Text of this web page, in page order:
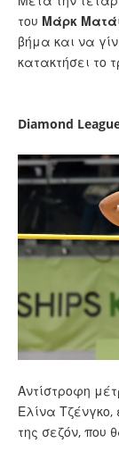
του Μάρκ
βήμα και να
κατακτήσει το
Diamond
Αντίστροφη
Ελίνα
της σεζόν, που